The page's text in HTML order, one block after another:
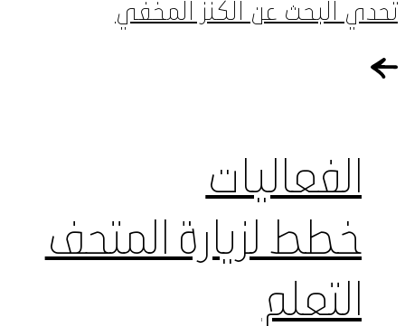
تحدي البحث عن الكنز المخفي
الفعاليات
خطط لزيارة المتحف
التعلم